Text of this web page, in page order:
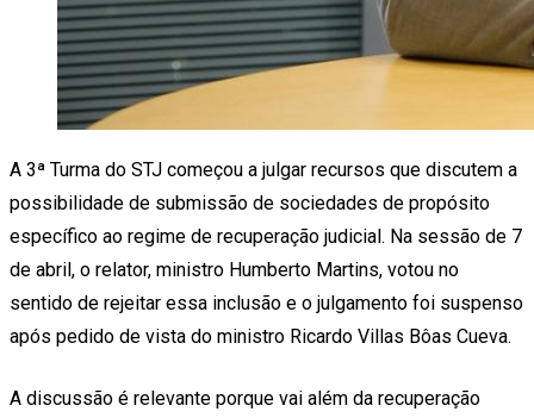
A 3ª Turma do STJ começou a julgar recursos que discutem a
possibilidade de submissão de sociedades de propósito
específico ao regime de recuperação judicial. Na sessão de 7
de abril, o relator, ministro Humberto Martins, votou no
sentido de rejeitar essa inclusão e o julgamento foi suspenso
após pedido de vista do ministro Ricardo Villas Bôas Cueva.
A discussão é relevante porque vai além da recuperação